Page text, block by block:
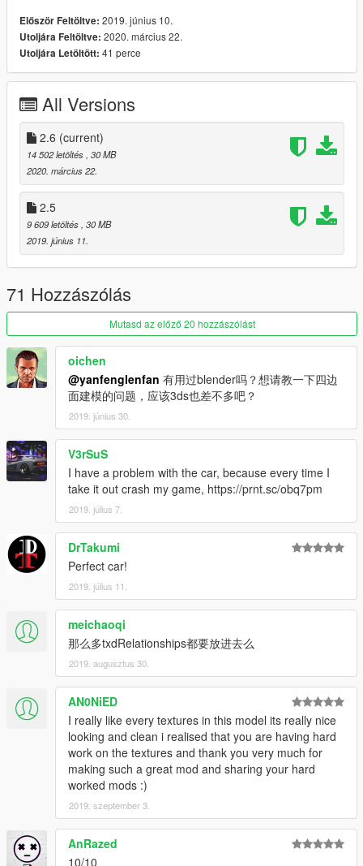
V2.5
-Fixed the problem that the right suspension was higher than
the left suspension.
-Fixed some BUGs
-Fixed the problem that the car name was not displayed in the
refitting shop.
V2.0
Repair and delete some maps
---Features： ---
- high precision external details
- medium precision internal details
- normal working digital dashboard
- normal working light
- hand in the steering wheel
- broken glass
- the correct first person perspective
- Smooth reflections
- High definition rearview mirror
- Open doors,
---Installation: ---
read the readme
You can use Simple Trainer or menyoo Spawn it by name ：
---Copyright notice: ---
please do not upload any of my mod to other websites or sell
them illegally without permission.
That's all Enjoy it!
Először Feltöltve: 2019. június 10.
Utoljára Feltöltve: 2020. március 22.
Utoljára Letöltött: 41 perce
All Versions
2.6 (current)
14 502 letöltés , 30 MB
2020. március 22.
2.5
9 609 letöltés , 30 MB
2019. június 11.
71 Hozzászólás
Mutasd az előző 20 hozzászólást
oichen
@yanfenglenfan 有用过blender吗？想请教一下四边
面建模的问题，应该3ds也差不多吧？
2019. június 30.
V3rSuS
I have a problem with the car, because every time I
take it out crash my game, https://prnt.sc/obq7pm
2019. július 7.
DrTakumi
Perfect car!
2019. július 11.
meichaoqi
那么多txdRelationships都要放进去么
2019. augusztus 30.
AN0NiED
I really like every textures in this model its really nice
looking and clean i realised that you are having hard
work on the textures and thank you very much for
making such a great mod and sharing your hard
worked mods :)
2019. szeptember 3.
AnRazed
10/10